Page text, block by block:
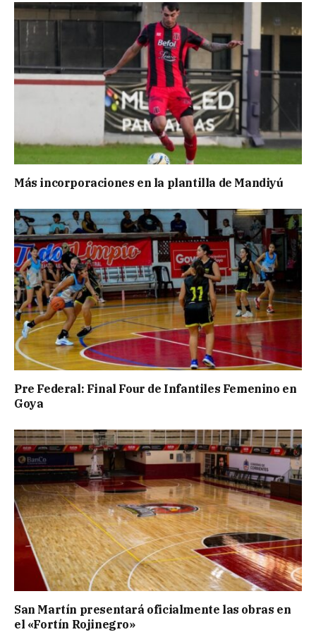
Más incorporaciones en la plantilla de Mandiyú
Pre Federal: Final Four de Infantiles Femenino en
Goya
San Martín presentará oficialmente las obras en
el «Fortín Rojinegro»